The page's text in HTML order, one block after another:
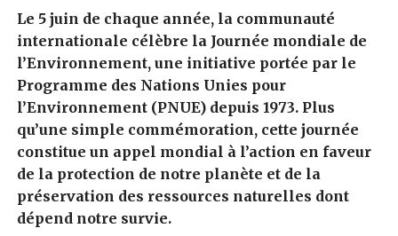
Le 5 juin de chaque année, la communauté
internationale célèbre la Journée mondiale de
l’Environnement, une initiative portée par le
Programme des Nations Unies pour
l’Environnement (PNUE) depuis 1973. Plus
qu’une simple commémoration, cette journée
constitue un appel mondial à l’action en faveur
de la protection de notre planète et de la
préservation des ressources naturelles dont
dépend notre survie.